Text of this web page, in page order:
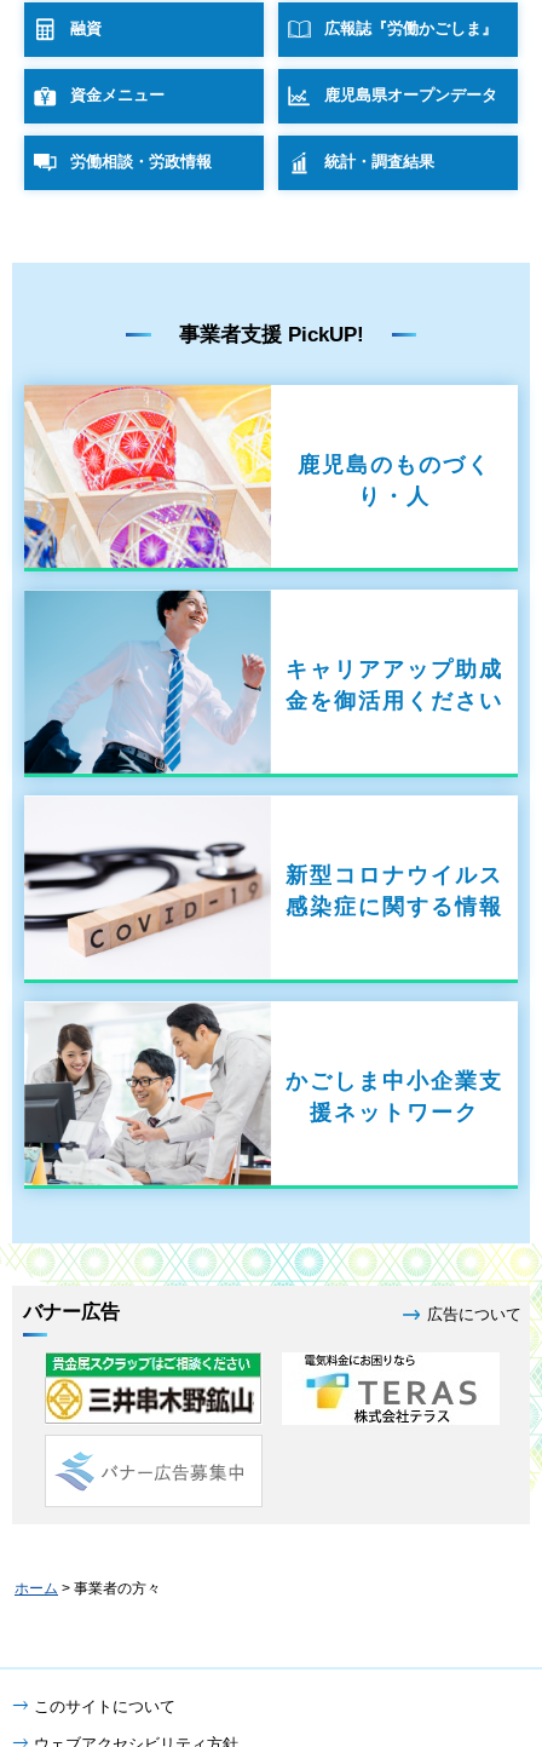
融資 広報誌『労働かごしま』
資金メニュー 鹿児島県オープンデータ
労働相談・労政情報 統計・調査結果
事業者支援 PickUP!
鹿児島のものづく
り・人
キャリアアップ助成
金を御活用ください
新型コロナウイルス
感染症に関する情報
かごしま中小企業支
援ネットワーク
バナー広告 広告について
ホーム > 事業者の方々
このサイトについて